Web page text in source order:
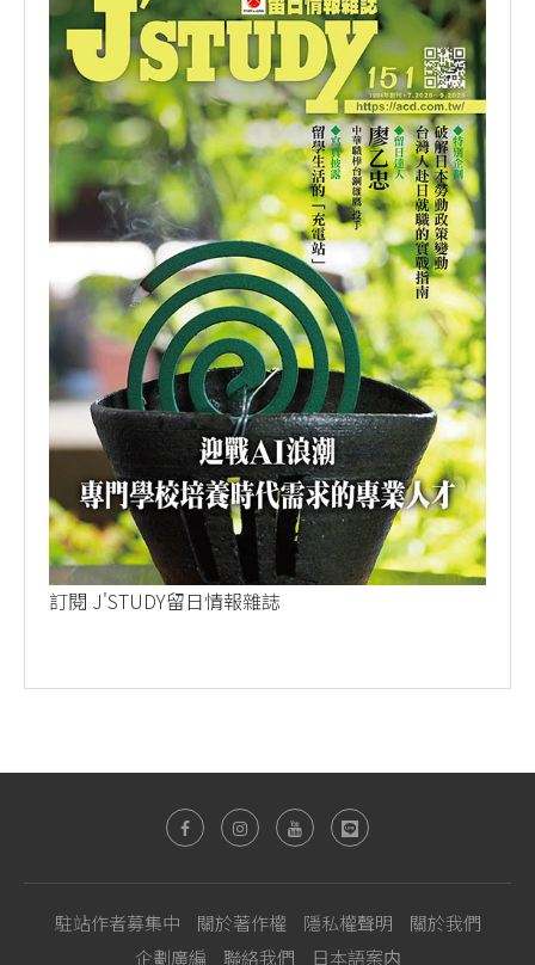
訂閱 J'STUDY留日情報雜誌
駐站作者募集中 關於著作權 隱私權聲明
關於我們
企劃廣編
聯絡我們 日本語案内